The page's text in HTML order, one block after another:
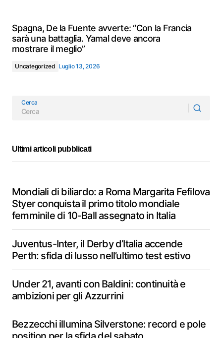
Spagna, De la Fuente avverte: “Con la Francia
sarà una battaglia. Yamal deve ancora
mostrare il meglio”
Uncategorized Luglio 13, 2026
Cerca
Ultimi articoli pubblicati
Mondiali di biliardo: a Roma Margarita Fefilova
Styer conquista il primo titolo mondiale
femminile di 10-Ball assegnato in Italia
Juventus-Inter, il Derby d’Italia accende
Perth: sfida di lusso nell’ultimo test estivo
Under 21, avanti con Baldini: continuità e
ambizioni per gli Azzurrini
Bezzecchi illumina Silverstone: record e pole